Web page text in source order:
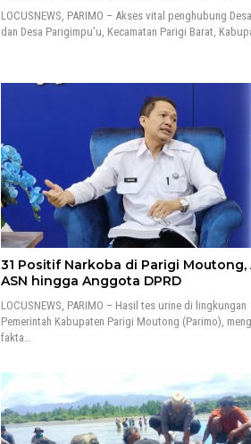
LOCUSNEWS, PARIMO – Akses vital penghubung
dan Desa Parigimpu’u, Kecamatan Parigi Barat,
31 Positif Narkoba di Parigi Moutong,
ASN hingga Anggota DPRD
LOCUSNEWS, PARIMO – Hasil tes urine di lingkungan
Pemerintah Kabupaten Parigi Moutong (Parimo),
fakta…